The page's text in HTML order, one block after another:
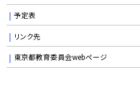
予定表
リンク先
東京都教育委員会webページ